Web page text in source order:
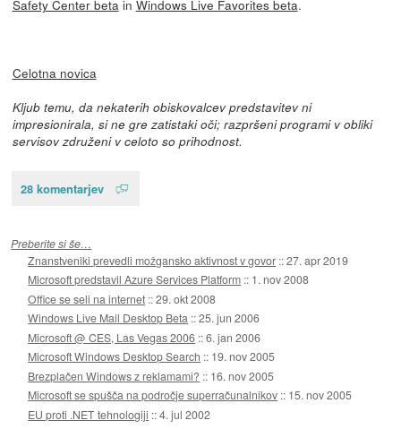
Safety Center betain Windows Live Favorites beta.
Celotna novica
Kljub temu, da nekaterih obiskovalcev predstavitev ni
impresionirala, si ne gre zatistaki oči; razpršeni programi v obliki
servisov združeni v celoto so prihodnost.
28 komentarjev
Preberite si še…
Znanstveniki prevedli možgansko aktivnost v govor ::27. apr 2019
Microsoft predstavil Azure Services Platform :: 1. nov 2008
Office se seli na internet ::29. okt 2008
Windows Live Mail Desktop Beta ::25. jun 2006
Microsoft @ CES, Las Vegas 2006 ::6. jan 2006
Microsoft Windows Desktop Search :: 19. nov 2005
Brezplačen Windows z reklamami? :: 16. nov 2005
Microsoft se spušča na področje superračunalnikov :: 15. nov 2005
EU proti .NET tehnologiji ::4. jul 2002